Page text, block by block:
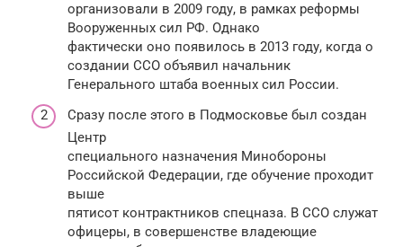
организовали в 2009 году, в рамках реформы
Вооруженных сил РФ. Однако
фактически оно появилось в 2013 году, когда о
создании ССО объявил начальник
Генерального штаба военных сил России.
Сразу после этого в Подмосковье был создан
Центр
специального назначения Минобороны
Российской Федерации, где обучение проходит
выше
пятисот контрактников спецназа. В ССО служат
офицеры, в совершенстве владеющие